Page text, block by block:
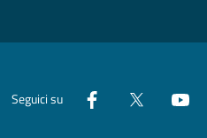
Seguici su